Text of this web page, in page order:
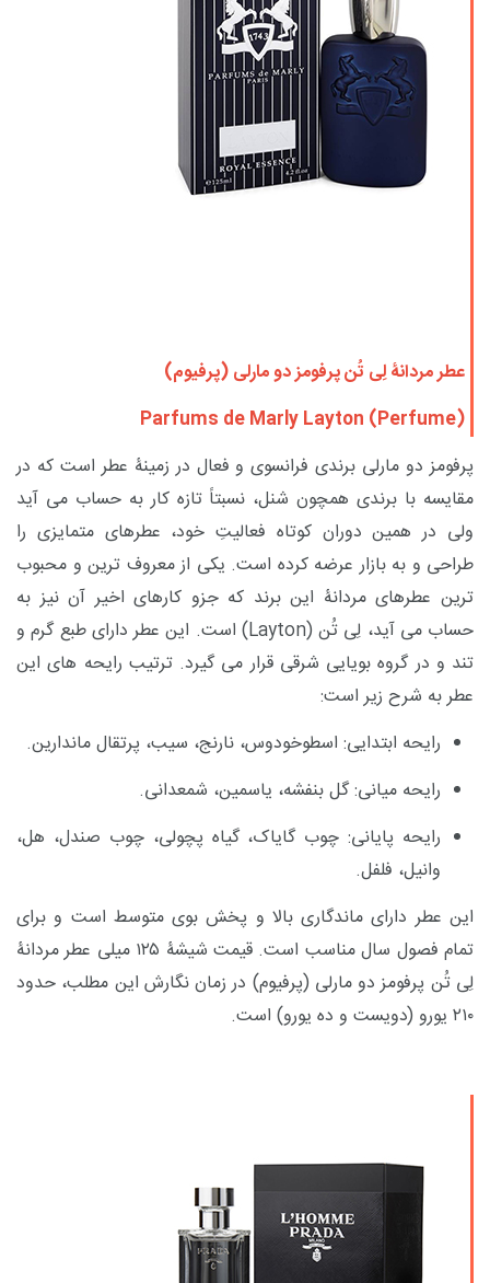
عطر مردانۀ لِی تُن پرفومز دو مارلی (پرفیوم)
Parfums de Marly Layton (Perfume)
پرفومز دو مارلی برندی فرانسوی و فعال در زمینۀ عطر است که در
مقایسه با برندی همچون شنل، نسبتاً تازه کار به حساب می آید
ولی در همین دوران کوتاه فعالیتِ خود، عطرهای متمایزی را
طراحی و به بازار عرضه کرده است. یکی از معروف ترین و محبوب
ترین عطرهای مردانۀ این برند که جزو کارهای اخیر آن نیز به
حساب می آید، لِی تُن (Layton
) است. این عطر دارای طبع گرم و
تند و در گروه بویایی شرقی قرار می گیرد. ترتیب رایحه های این
عطر به شرح زیر است:
رایحه ابتدایی: اسطوخودوس، نارنج، سیب، پرتقال ماندارین.
رایحه میانی: گل بنفشه، یاسمین، شمعدانی.
رایحه پایانی: چوب گایاک، گیاه پچولی، چوب صندل، هل،
وانیل، فلفل.
این عطر دارای ماندگاری بالا و پخش بوی متوسط است و برای
تمام فصول سال مناسب است. قیمت شیشۀ ۱۲۵ میلی عطر مردانۀ
لِی تُن پرفومز دو مارلی (پرفیوم) در زمان نگارش این مطلب، حدود
۲۱۰ یورو (دویست و ده یورو) است.